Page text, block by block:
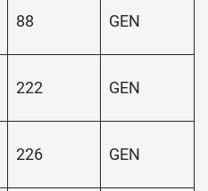
88 GEN
222 GEN
226 GEN